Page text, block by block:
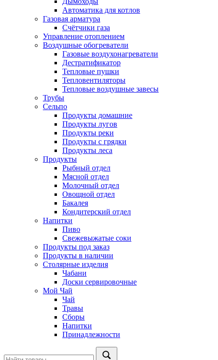
Автоматика для котлов
Газовая арматура
Счётчики газа
Управление отоплением
Воздушные обогреватели
Газовые воздухонагреватели
Дестратификатор
Тепловые пушки
Тепловентиляторы
Тепловые воздушные завесы
Трубы
Сельпо
Продукты домашние
Продукты лугов
Продукты реки
Продукты с грядки
Продукты леса
Продукты
Рыбный отдел
Мясной отдел
Молочный отдел
Овощной отдел
Бакалея
Кондитерский отдел
Напитки
Пиво
Cвежевыжатые соки
Продукты под заказ
Продукты в наличии
Столярные изделия
Чабани
Доски сервировочные
Мой Чай
Чай
Травы
Сборы
Напитки
Принадлежности